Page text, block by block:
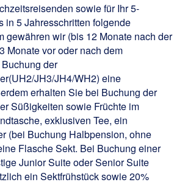
sowie für Ihr 5-
in 5 Jahresschritten folgende
gewähren wir (bis 12 Monate nach der
Monate vor oder nach dem
der
JH3/JH4/WH2) eine
erhalten Sie bei Buchung der
Süßigkeiten sowie Früchte im
exklusiven Tee, ein
(bei Buchung Halbpension, ohne
Flasche Sekt. Bei Buchung einer
Junior Suite oder Senior Suite
ein Sektfrühstück sowie 20%